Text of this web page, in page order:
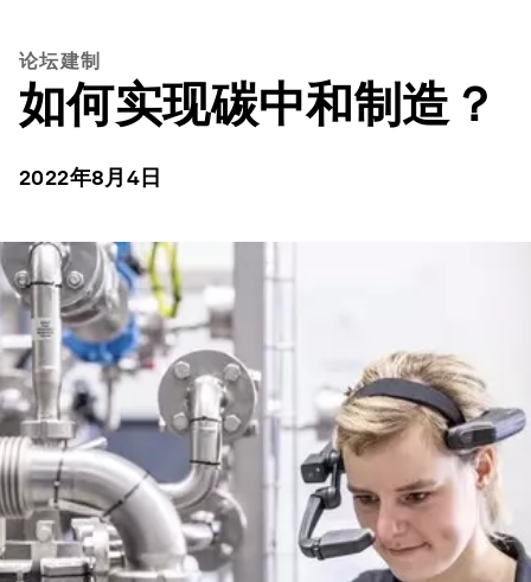
论坛建制
如何实现碳中和制造？
2022年8月4日